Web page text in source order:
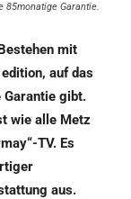
85monatige Garantie.
mit
auf das
gibt.
wie alle Metz
TV. Es
aus.